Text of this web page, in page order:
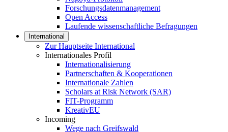
Forschungsdatenmanagement
Open Access
Laufende wissenschaftliche Befragungen
International
Zur Hauptseite International
Internationales Profil
Internationalisierung
Partnerschaften & Kooperationen
Internationale Zahlen
Scholars at Risk Network (SAR)
FIT-Programm
KreativEU
Incoming
Wege nach Greifswald